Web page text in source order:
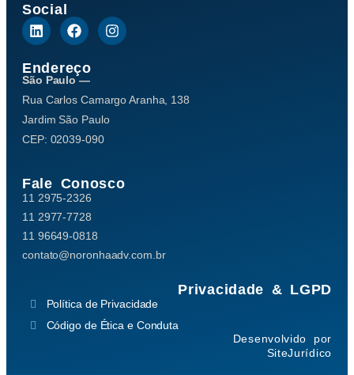
Social
Endereço
São Paulo —
Rua Carlos Camargo Aranha, 138
Jardim São Paulo
CEP: 02039-090
Fale Conosco
11 2975-2326
11 2977-7728
11 96649-0818
contato@noronhaadv.com.br
Privacidade & LGPD
Política de Privacidade
Código de Ética e Conduta
Desenvolvido por
SiteJurídico